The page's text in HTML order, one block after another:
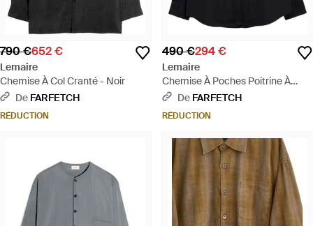
790 €652 €
Lemaire
Chemise À Col Cranté - Noir
De FARFETCH
RÉDUCTION
490 €294 €
Lemaire
Chemise À Poches Poitrine À
Rabat - Noir
De FARFETCH
RÉDUCTION